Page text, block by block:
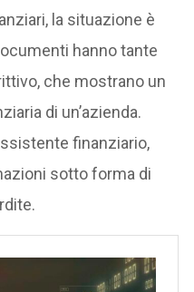
la situazione è
hanno tante
che mostrano un
di un’azienda.
finanziario,
sotto forma di